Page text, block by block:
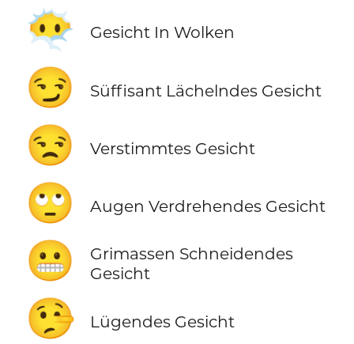
😶‍🌫️ Gesicht In Wolken
😏 Süffisant Lächelndes Gesicht
😒 Verstimmtes Gesicht
🙄 Augen Verdrehendes Gesicht
😬
Grimassen Schneidendes
Gesicht
🤥 Lügendes Gesicht